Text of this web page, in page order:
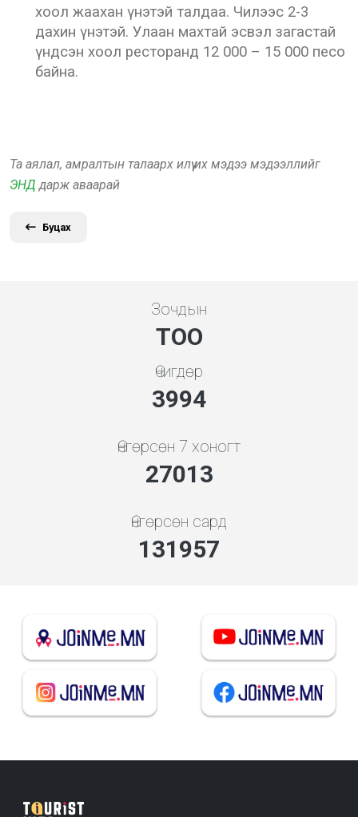
хоол жаахан үнэтэй талдаа. Чилээс 2-3
дахин үнэтэй. Улаан махтай эсвэл загастай
үндсэн хоол ресторанд 12 000 – 15 000 песо
байна.
Та аялал, амралтын талаарх илүү их мэдээ мэдээллийг
ЭНД дарж аваарай
Буцах
Зочдын
ТОО
Өчигдөр
4279
Өнгөрсөн 7 хоногт
28942
Өнгөрсөн сард
141383